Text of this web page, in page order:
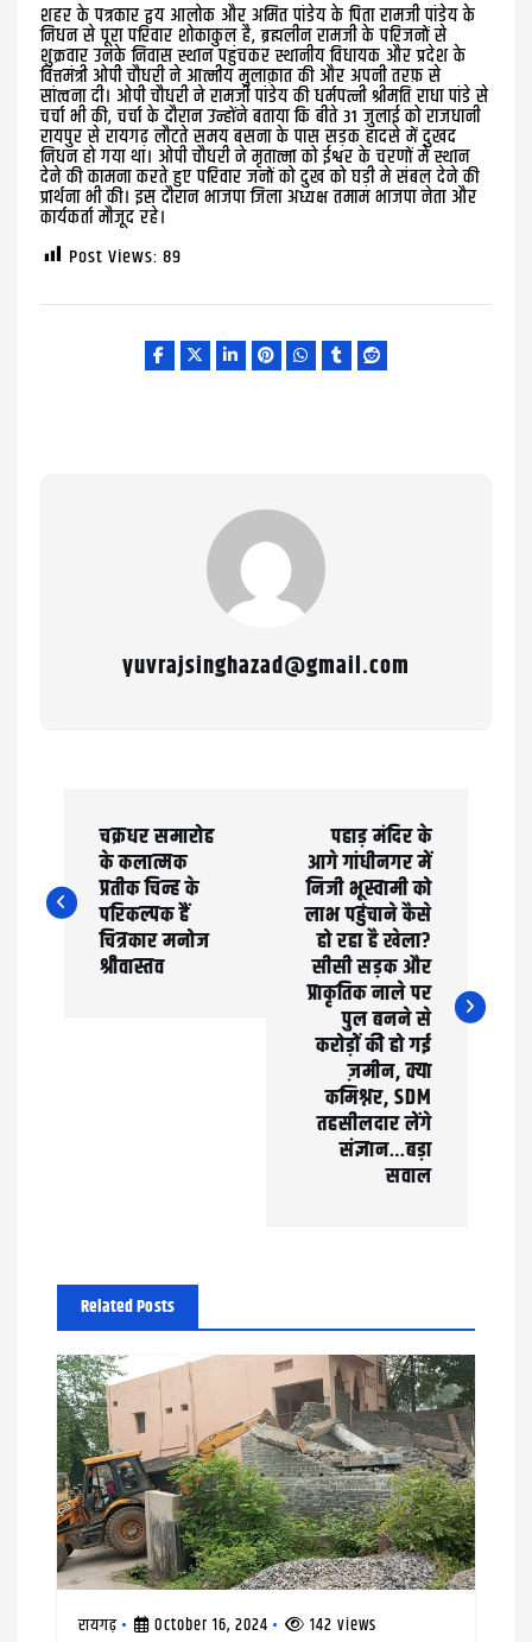
शहर के पत्रकार द्वय आलोक और अमित पांडेय के पिता रामजी पांडेय के
निधन से पूरा परिवार शोकाकुल है, ब्रह्मलीन रामजी के परिजनों से
शुक्रवार उनके निवास स्थान पहुंचकर स्थानीय विधायक और प्रदेश के
वित्तमंत्री ओपी चौधरी ने आत्मीय मुलाक़ात की और अपनी तरफ़ से
सांत्वना दी। ओपी चौधरी ने रामजी पांडेय की धर्मपत्नी श्रीमति राधा पांडे से
चर्चा भी की, चर्चा के दौरान उन्होंने बताया कि बीते 31 जुलाई को राजधानी
रायपुर से रायगढ़ लौटते समय बसना के पास सड़क हादसे में दुखद
निधन हो गया था। ओपी चौधरी ने मृतात्मा को ईश्वर के चरणों मे स्थान
देने की कामना करते हुए परिवार जनों को दुख को घड़ी मे संबल देने की
प्रार्थना भी की। इस दौरान भाजपा जिला अध्यक्ष तमाम भाजपा नेता और
कार्यकर्ता मौजूद रहे।
Post Views: 89
yuvrajsinghazad@gmail.com
s
o
n
चक्रधर समारोह
के कलात्मक
प्रतीक चिन्ह के
परिकल्पक हैं
चित्रकार मनोज
श्रीवास्तव
पहाड़ मंदिर के
आगे गांधीनगर में
निजी भूस्वामी को
लाभ पहुंचाने कैसे
हो रहा है खेला?
सीसी सड़क और
प्राकृतिक नाले पर
पुल बनने से
करोड़ों की हो गई
ज़मीन, क्या
कमिश्नर, SDM
तहसीलदार लेंगे
संज्ञान…बड़ा
सवाल
Related Posts
रायगढ़ October 16, 2024 142 views